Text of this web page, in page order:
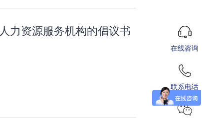
力资源服务机构的倡议书
在线咨询
联系电话